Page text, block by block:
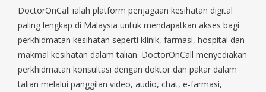
Queenstown, Raffles Place, Rochor, River Valley, Sembawang,
Sengkang, Serangoon, Serangoon Rd, Seletar, Tampines, Toa
Payoh, Tanjong Pagar, Telok Blangah, Tanglin, Thomson, Tuas,
Tengah, Upper East Coast, Upper Bukit Timah, Upper Thomson,
Woodlands, West Coast, Yishun, Yio Chu Kang.
DoctorOnCall ialah platform penjagaan kesihatan digital
paling lengkap di Malaysia untuk mendapatkan akses bagi
perkhidmatan kesihatan seperti klinik, farmasi, hospital dan
makmal kesihatan dalam talian. DoctorOnCall menyediakan
perkhidmatan konsultasi dengan doktor dan pakar dalam
talian melalui panggilan video, audio, chat, e-farmasi,